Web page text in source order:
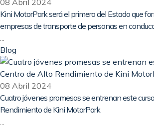
08 Abril 2024
Kini MotorPark será el primero del Estado que
empresas de transporte de personas en
...
Blog
08 Abril 2024
Cuatro jóvenes promesas se entrenan este
Rendimiento de Kini MotorPark
...